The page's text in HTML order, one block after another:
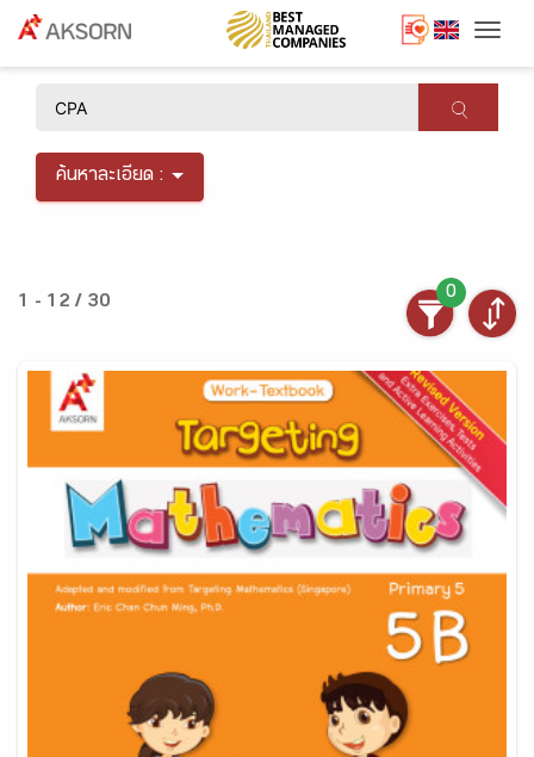
ค้นหาละเอียด :
1 - 12 / 30
0